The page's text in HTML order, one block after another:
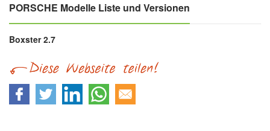
PORSCHE Modelle Liste und Versionen
Boxster 2.7